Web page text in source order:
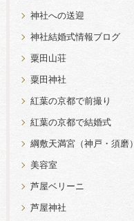
神社への送迎
神社結婚式情報ブログ
粟田山荘
粟田神社
紅葉の京都で前撮り
紅葉の京都で結婚式
綱敷天満宮（神戸・須磨）
美容室
芦屋ベリーニ
芦屋神社